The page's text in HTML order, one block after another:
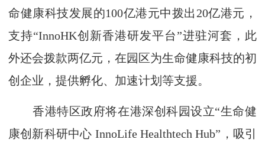
命健康科技发展的100亿港元中拨出20亿港元，
支持“InnoHK创新香港研发平台”进驻河套，此
外还会拨款两亿元，在园区为生命健康科技的初
创企业，提供孵化、加速计划等支援。
香港特区政府将在港深创科园设立“生命健
康创新科研中心 InnoLife Healthtech Hub”，吸引